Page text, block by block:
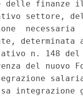
delle finanze
settore,
determinata
n. 148
del nuovo
integrazione